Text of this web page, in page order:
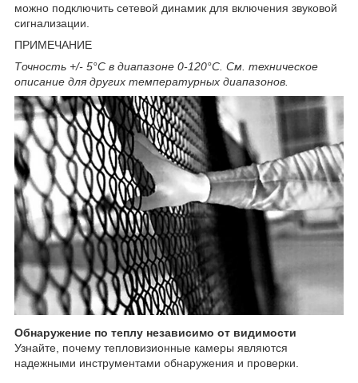
можно подключить сетевой динамик для включения звуковой
сигнализации.
ПРИМЕЧАНИЕ
Точность +/- 5°C в диапазоне 0-120°C. См. техническое
описание для других температурных диапазонов.
Обнаружение по теплу независимо от видимости
Узнайте, почему тепловизионные камеры являются
надежными инструментами обнаружения и проверки.